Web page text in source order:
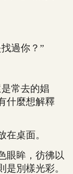
過你？”
常去的娼
什麼想解釋
桌面。
眸，彷彿以
別樣光彩。